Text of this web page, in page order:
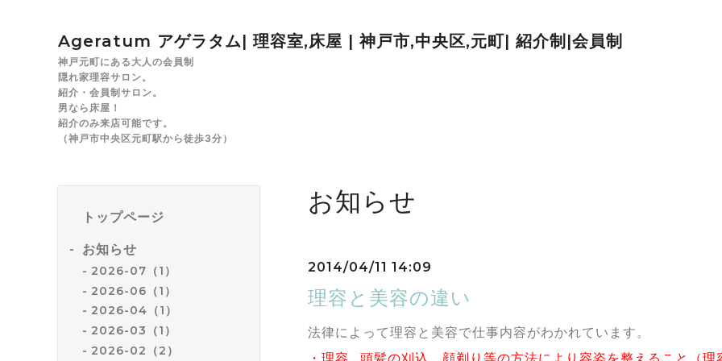
Ageratum アゲラタム| 理容室,床屋 | 神戸市,中央区,元町| 紹介制|会員制
神戸元町にある大人の会員制
隠れ家理容サロン。
紹介・会員制サロン。
男なら床屋！
紹介のみ来店可能です。
（神戸市中央区元町駅から徒歩3分）
トップページ
お知らせ
2026-07（1）
2026-06（1）
2026-04（1）
2026-03（1）
2026-02（2）
お知らせ
2014/04/11 14:09
理容と美容の違い
法律によって理容と美容で仕事内容がわかれています。
・理容…頭髪の刈込、顔剃り等の方法により容姿を整えること（理